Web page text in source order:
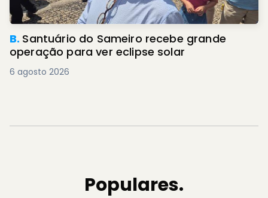
B. Santuário do Sameiro recebe grande
operação para ver eclipse solar
6 agosto 2026
Populares.